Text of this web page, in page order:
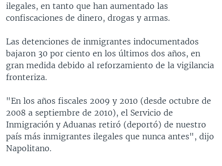
ilegales, en tanto que han aumentado las
confiscaciones de dinero, drogas y armas.
Las detenciones de inmigrantes indocumentados
bajaron 30 por ciento en los últimos dos años, en
gran medida debido al reforzamiento de la vigilancia
fronteriza.
"En los años fiscales 2009 y 2010 (desde octubre de
2008 a septiembre de 2010), el Servicio de
Inmigración y Aduanas retiró (deportó) de nuestro
país más inmigrantes ilegales que nunca antes", dijo
Napolitano.